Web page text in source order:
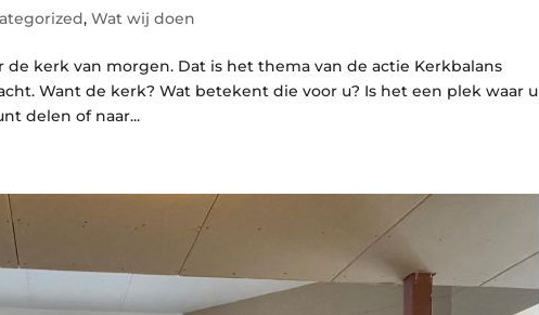
,Wat wij doen
de kerk van morgen. Dat is het thema van de actie Kerkbalans
Want de kerk? Wat betekent die voor u? Is het een plek waar u
delen of naar...